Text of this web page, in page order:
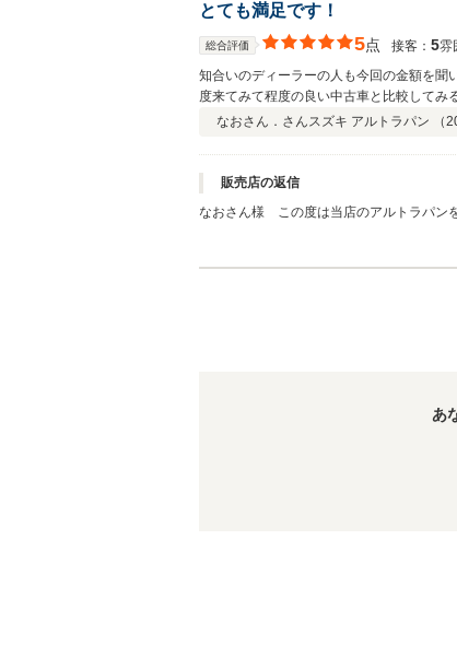
とても満足です！
総合評価 5点 接客： 5雰
知合いのディーラーの人も今回の金額を聞
度来てみて程度の良い中古車と比較してみ
なおさん．さんスズキ アルトラパン （
販売店の返信
なおさん様 この度は当店のアルトラパン
あ